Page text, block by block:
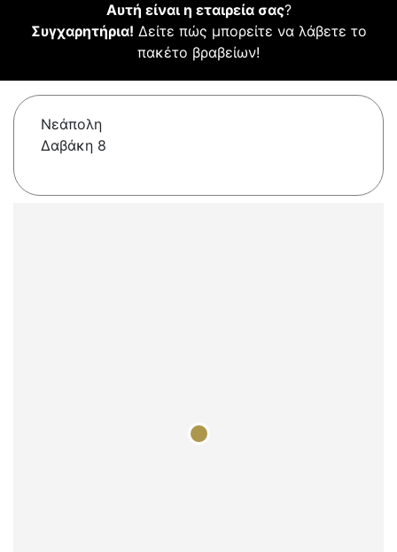
Αυτή είναι η εταιρεία σας?
Συγχαρητήρια! Δείτε πώς μπορείτε να λάβετε το
πακέτο βραβείων!
Νεάπολη
Δαβάκη 8